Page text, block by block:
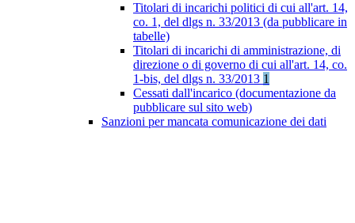
Titolari di incarichi politici di cui all'art. 14,
co. 1, del dlgs n. 33/2013 (da pubblicare in
tabelle)
Titolari di incarichi di amministrazione, di
direzione o di governo di cui all'art. 14, co.
1-bis, del dlgs n. 33/2013 1
Cessati dall'incarico (documentazione da
pubblicare sul sito web)
Sanzioni per mancata comunicazione dei dati